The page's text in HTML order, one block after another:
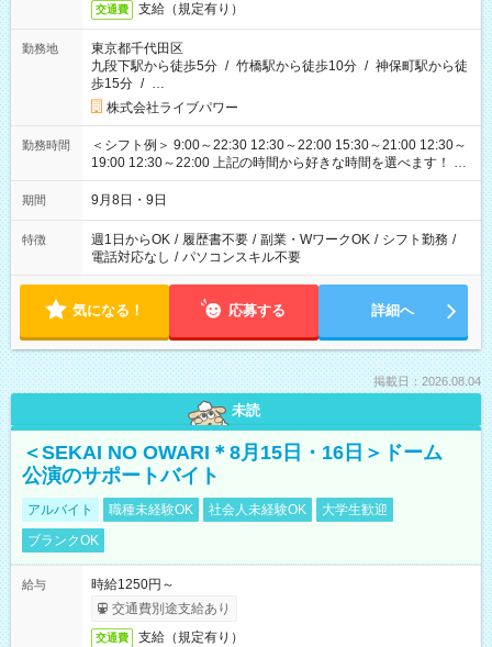
交通費 支給（規定有り）
勤務地
東京都千代田区
九段下駅から徒歩5分 / 竹橋駅から徒歩10分 / 神保町駅から徒
歩15分 / …
株式会社ライブパワー
勤務時間
＜シフト例＞ 9:00～22:30 12:30～22:00 15:30～21:00 12:30～
19:00 12:30～22:00 上記の時間から好きな時間を選べます！ ※
時間は変更となる可能性があります
期間 9月8日・9日
特徴 週1日からOK / 履歴書不要 / 副業・WワークOK / シフト勤務 /
電話対応なし / パソコンスキル不要
気になる！ 応募する 詳細へ
掲載日：2026.08.04
未読
＜SEKAI NO OWARI＊8月15日・16日＞ドーム
公演のサポートバイト
アルバイト 職種未経験OK 社会人未経験OK
大学生歓迎
ブランクOK
給与
時給1250円～
交通費別途支給あり
交通費 支給（規定有り）